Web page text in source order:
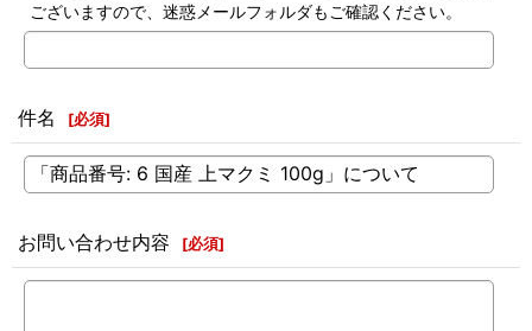
ございますので、迷惑メールフォルダもご確認ください。
件名 [必須]
お問い合わせ内容 [必須]